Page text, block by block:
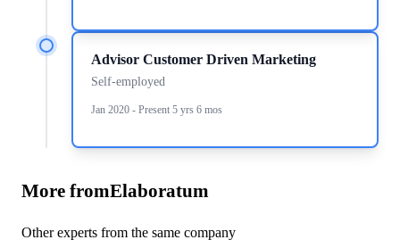
Advisor Customer Driven Marketing
Self-employed
Jan 2020 - Present 5 yrs 6 mos
More fromElaboratum
Other experts from the same company